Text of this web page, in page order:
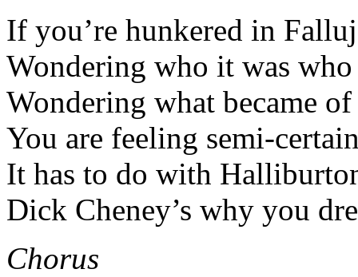
If you’re hunkered in
Wondering who it was who
Wondering what became
You are feeling semi-
It has to do with
Dick Cheney’s why you
Chorus